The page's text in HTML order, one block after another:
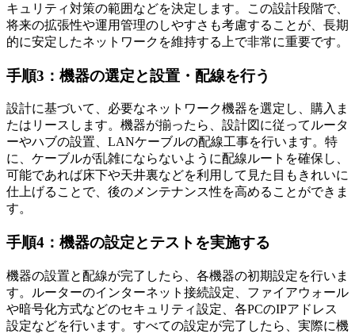
キュリティ対策の範囲などを決定します。この設計段階で、
将来の拡張性や運用管理のしやすさも考慮することが、長期
的に安定したネットワークを維持する上で非常に重要です。
手順3：機器の選定と設置・配線を行う
設計に基づいて、必要なネットワーク機器を選定し、購入ま
たはリースします。機器が揃ったら、設計図に従ってルータ
ーやハブの設置、LANケーブルの配線工事を行います。特
に、ケーブルが乱雑にならないように配線ルートを確保し、
可能であれば床下や天井裏などを利用して見た目もきれいに
仕上げることで、後のメンテナンス性を高めることができま
す。
手順4：機器の設定とテストを実施する
機器の設置と配線が完了したら、各機器の初期設定を行いま
す。ルーターのインターネット接続設定、ファイアウォール
や暗号化方式などのセキュリティ設定、各PCのIPアドレス
設定などを行います。すべての設定が完了したら、実際に機